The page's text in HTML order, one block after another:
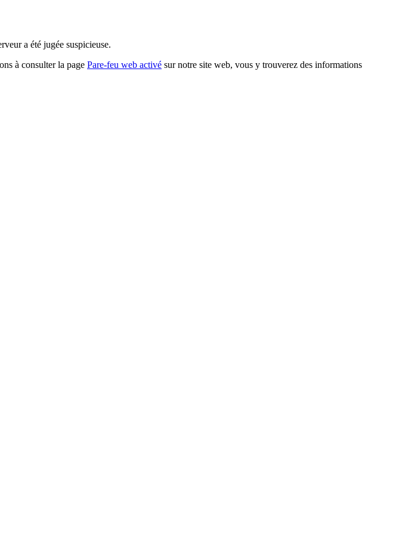
a été jugée suspicieuse.
à consulter la page Pare-feu web activé sur notre site web, vous y trouverez des informations